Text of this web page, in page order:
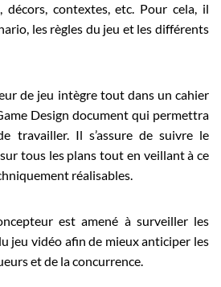
décors, contextes, etc. Pour cela, il
les règles du jeu et les différents
de jeu intègre tout dans un cahier
Design document qui permettra
travailler. Il s’assure de suivre le
tous les plans tout en veillant à ce
réalisables.
est amené à surveiller les
jeu vidéo afin de mieux anticiper les
et de la concurrence.